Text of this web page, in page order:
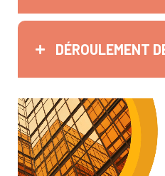
DÉROULEMENT